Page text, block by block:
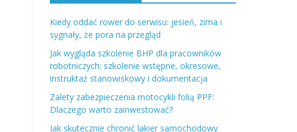
Kiedy oddać rower do serwisu: jesień, zima i
sygnały, że pora na przegląd
Jak wygląda szkolenie BHP dla pracowników
robotniczych: szkolenie wstępne, okresowe,
instruktaż stanowiskowy i dokumentacja
Zalety zabezpieczenia motocykli folią PPF:
Dlaczego warto zainwestować?
Jak skutecznie chronić lakier samochodowy